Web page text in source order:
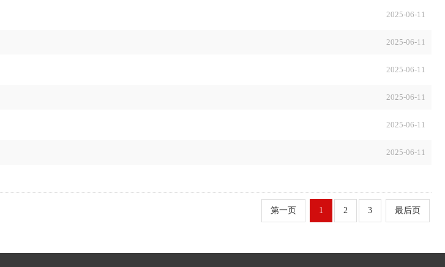
2025-06-11
2025-06-11
2025-06-11
2025-06-11
2025-06-11
2025-06-11
第一页 1 2 3 最后页